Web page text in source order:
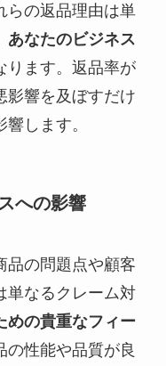
らの返品理由は単
あなたのビジネス
ります。返品率が
影響を及ぼすだけ
します。
への影響
品の問題点や顧客
単なるクレーム対
めの貴重なフィー
の性能や品質が良